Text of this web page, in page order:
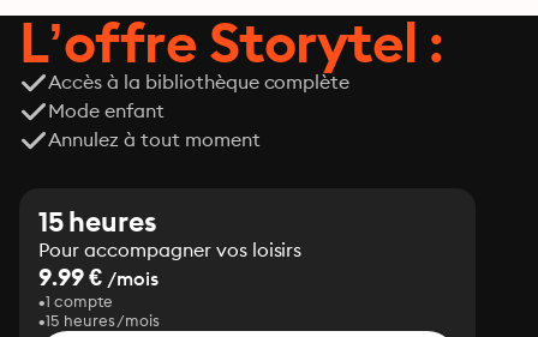
L’offre Storytel :
Accès à la bibliothèque complète
Mode enfant
Annulez à tout moment
15 heures
Pour accompagner vos loisirs
9.99 € /mois
1 compte
15 heures/mois